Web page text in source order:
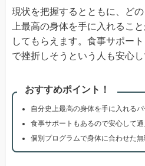
現状を把握するとともに、ど
上最高の身体を手に入れるこ
してもらえます。食事サポー
で挫折しそうという人も安心し
おすすめポイント！
自分史上最高の身体を手に入れる
食事サポートもあるので安心して通
個別プログラムで身体に合わせた